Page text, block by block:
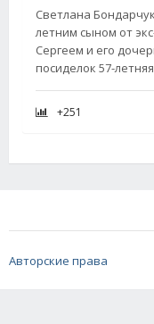
Светлана
летним сыном от
Сергеем и его
посиделок 57-
+251
Авторские права